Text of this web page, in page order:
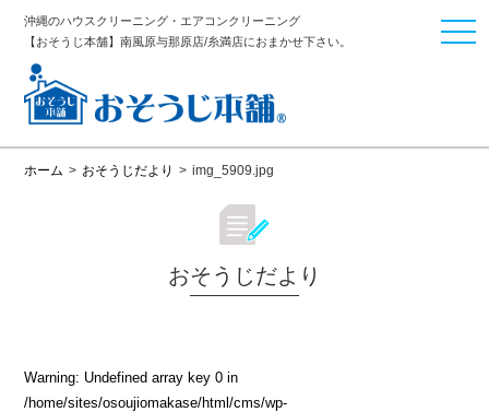
沖縄のハウスクリーニング・エアコンクリーニング
【おそうじ本舗】南風原与那原店/糸満店におまかせ下さい。
ホーム > おそうじだより > img_5909.jpg
おそうじだより
Warning: Undefined array key 0 in
/home/sites/osoujiomakase/html/cms/wp-